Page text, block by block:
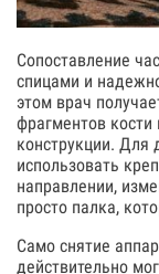
Сопоставление
спицами и
этом врач
фрагментов
конструкции. Для
использовать
направлении,
просто палка,
Само снятие
действительно